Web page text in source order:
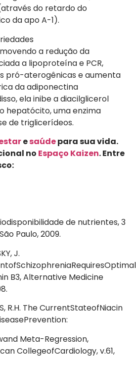
do retardo do
da apo A-1).
a redução da
a lipoproteína e PCR,
pró-aterogênicas e aumenta
da adiponectina
ela inibe a diacilglicerol
hepatócito, uma enzima
de triglicerídeos.
esaúdepara sua vida.
no Espaço Kaizen. Entre
de nutrientes, 3
Paulo, 2009.
J.
B3, Alternative Medicine
R.H. The CurrentStateofNiacin
Meta-Regression,
CollegeofCardiology, v.61,